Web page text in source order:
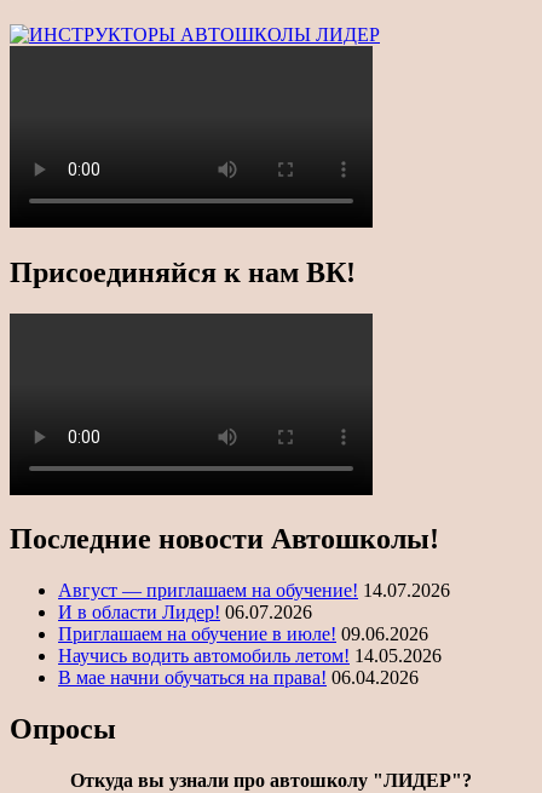
Присоединяйся к нам ВК!
Последние новости Автошколы!
Август — приглашаем на обучение! 14.07.2026
И в области Лидер! 06.07.2026
Приглашаем на обучение в июле! 09.06.2026
Научись водить автомобиль летом! 14.05.2026
В мае начни обучаться на права! 06.04.2026
Опросы
Откуда вы узнали про автошколу "ЛИДЕР"?